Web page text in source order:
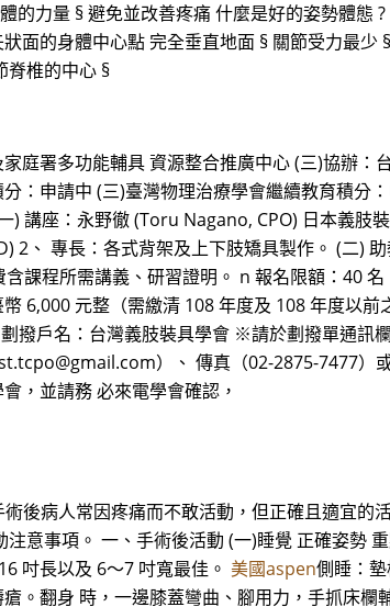
的力量 § 避免並改善疼痛 什麼是好的姿勢體態
面的身體中心點 完全垂直地面 § 關節受力最
脊椎的中心 §
庭署多功能輔具 資源整合推廣中心 (三)協辦：
：申請中 (三)臺灣物理治療學會繼續教育積分
) 講座：永野徹 (Toru Nagano, CPO) 日本義
2、 專長：各式背架及上下肢矯具製作。 (二)
課程所需講義、研習證明。 n 報名限額：40
6,000 元整（需繳清 108 年度及 108 年度以
撥戶名：台灣義肢裝具學會 ※請於劃撥單通訊
）、 傳真（02-2875-7477）
，並請務 必來電學會確認，
後病人常因疼痛而不敢活動，但正確且適宜
注意事項。 一、手術後活動 (一)睡覺 正確姿勢
吋長以及 6～7 吋寬最佳。 美國aspen側睡：
。翻身 時，一邊膝蓋彎曲、腳用力，手抓床